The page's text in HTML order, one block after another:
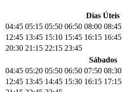
Dias Úteis
04:45 05:15 05:50 06:50 08:00 08:45
12:45 13:45 15:10 15:45 16:15 16:45
20:30 21:15 22:15 23:45
Sábados
04:45 05:20 05:50 06:50 07:50 08:30
12:45 13:45 14:45 15:30 16:15 17:15